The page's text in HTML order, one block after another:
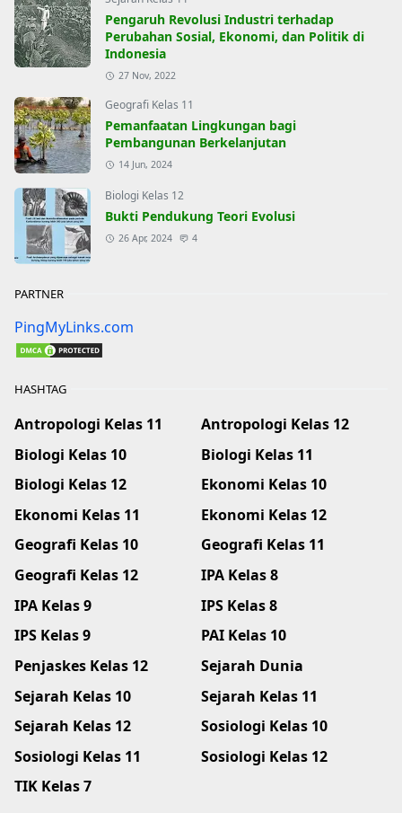
Pengaruh Revolusi Industri terhadap
Perubahan Sosial, Ekonomi, dan Politik di
Indonesia
27 Nov, 2022
Geografi Kelas 11
Pemanfaatan Lingkungan bagi
Pembangunan Berkelanjutan
14 Jun, 2024
Biologi Kelas 12
Bukti Pendukung Teori Evolusi
26 Apr, 2024 4
PARTNER
PingMyLinks.com
HASHTAG
Antropologi Kelas 11
Antropologi Kelas 12
Biologi Kelas 10
Biologi Kelas 11
Biologi Kelas 12
Ekonomi Kelas 10
Ekonomi Kelas 11
Ekonomi Kelas 12
Geografi Kelas 10
Geografi Kelas 11
Geografi Kelas 12
IPA Kelas 8
IPA Kelas 9
IPS Kelas 8
IPS Kelas 9
PAI Kelas 10
Penjaskes Kelas 12
Sejarah Dunia
Sejarah Kelas 10
Sejarah Kelas 11
Sejarah Kelas 12
Sosiologi Kelas 10
Sosiologi Kelas 11
Sosiologi Kelas 12
TIK Kelas 7